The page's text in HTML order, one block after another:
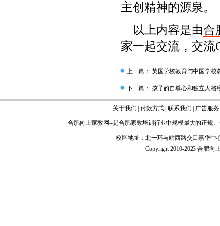
主创精神的源泉。
以上内容是由合
家一起交流，交流
上一篇： 英国学校教育与中国学校
下一篇： 孩子的自尊心和独立人格
关于我们 付款方式 联系我们 广告服务
合肥向上家教网--是合肥家教培训行业中规模最大的正规
校区地址：北一环与站西路交口嘉华
Copyright 2010-2023 合肥向